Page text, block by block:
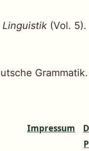
(Vol. 5).
Grammatik.
Impressum